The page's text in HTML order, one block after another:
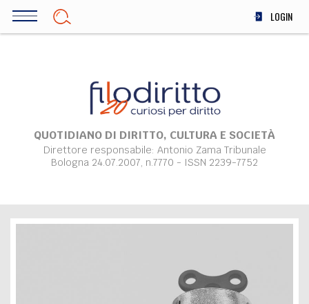
Salta
LOGIN
SOCIETÀ
MEDICINA
SCIENZA
STORIA E FILOSOFIA
INNOVAZIONE
COMITATO SCIENTIFICO AUTORI
COLLABORA CON NOI
QUOTIDIANO DI DIRITTO, CULTURA E SOCIETÀ
Direttore responsabile: Antonio Zama Tribunale
Bologna 24.07.2007, n.7770 - ISSN 2239-7752